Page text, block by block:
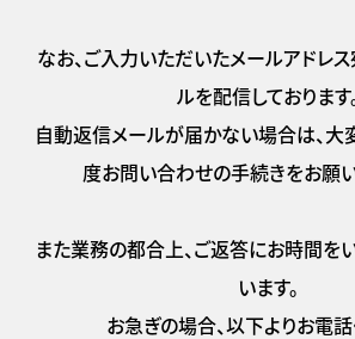
なお、ご入力いただいたメールアドレ
ルを配信しております
自動返信メールが届かない場合は、大
度お問い合わせの手続きをお願い
また業務の都合上、ご返答にお時間を
います。
お急ぎの場合、以下よりお電話